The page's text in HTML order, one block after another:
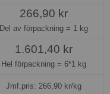
266,90 kr
Del av förpackning = 1 kg
1.601,40 kr
Hel förpackning = 6*1 kg
Jmf.pris: 266,90kr/kg